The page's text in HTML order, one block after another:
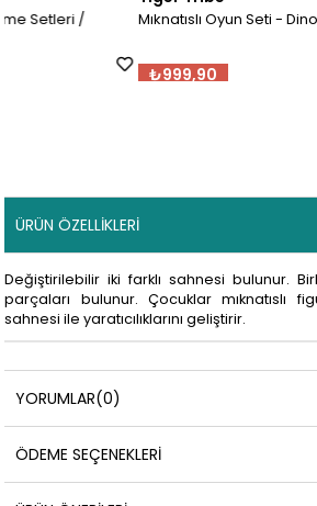
Mıknatıslı Oyun Seti - Dino World Clear
ÜRÜN ÖZELLIKLERI
Değiştirilebilir iki farklı sahnesi bulunur.
parçaları bulunur. Çocuklar mıknatıslı
sahnesi ile yaratıcılıklarını geliştirir.
YORUMLAR(0)
ÖDEME SEÇENEKLERI